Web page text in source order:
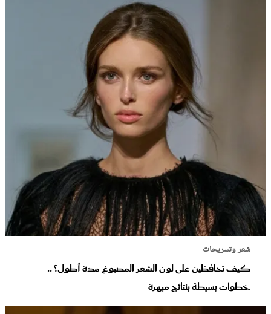
شعر وتسريحات
كيف تحافظين على لون الشعر المصبوغ مدة أطول؟ ..
خطوات بسيطة بنتائج مبهرة